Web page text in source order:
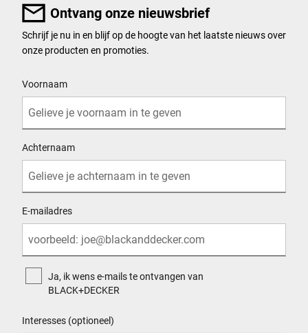
Ontvang onze nieuwsbrief
Schrijf je nu in en blijf op de hoogte van het laatste nieuws over
onze producten en promoties.
Voornaam
Achternaam
E-mailadres
Ja, ik wens e-mails te ontvangen van
BLACK+DECKER
Interesses (optioneel)